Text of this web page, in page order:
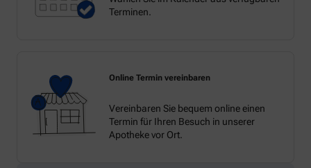
Terminen.
Online Termin vereinbaren
Vereinbaren Sie bequem online einen
Termin für Ihren Besuch in unserer
Apotheke vor Ort.